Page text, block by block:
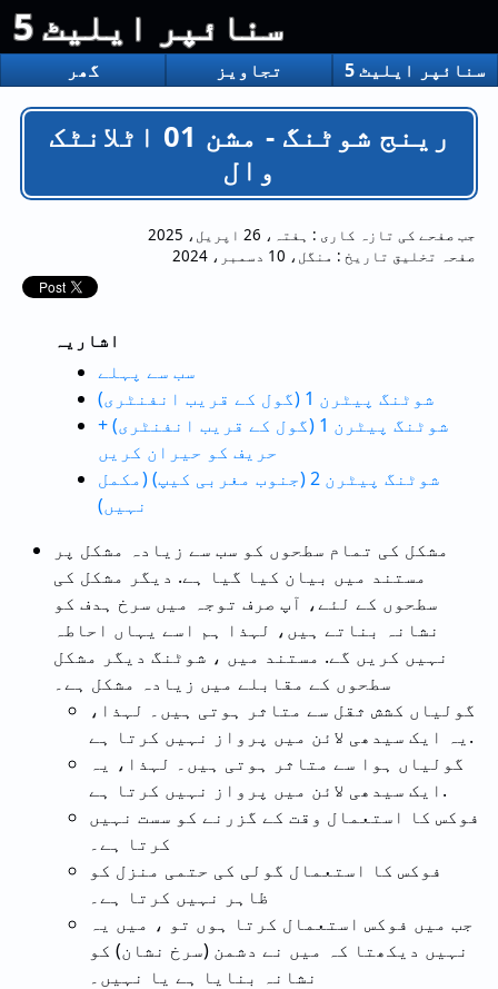
سنائپر ایلیٹ 5
گھر تجاویز سنائپر ایلیٹ 5
رینج شوٹنگ - مشن 01 اٹلانٹک
وال
جب صفحے کی تازہ کاری : ہفتہ، 26 اپریل، 2025
صفحہ تخلیق تاریخ : منگل، 10 دسمبر، 2024
اشاریہ
سب سے پہلے
شوٹنگ پیٹرن 1 (گول کے قریب انفنٹری)
شوٹنگ پیٹرن 1 (گول کے قریب انفنٹری) +
حریف کو حیران کریں
شوٹنگ پیٹرن 2 (جنوب مغربی کیپ) (مکمل
نہیں)
مشکل کی تمام سطحوں کو سب سے زیادہ مشکل پر
مستند میں بیان کیا گیا ہے. دیگر مشکل کی
سطحوں کے لئے، آپ صرف توجہ میں سرخ ہدف کو
نشانہ بناتے ہیں، لہذا ہم اسے یہاں احاطہ
نہیں کریں گے. مستند میں ، شوٹنگ دیگر مشکل
سطحوں کے مقابلے میں زیادہ مشکل ہے۔
گولیاں کشش ثقل سے متاثر ہوتی ہیں۔ لہذا،
یہ ایک سیدھی لائن میں پرواز نہیں کرتا ہے.
گولیاں ہوا سے متاثر ہوتی ہیں۔ لہذا، یہ
ایک سیدھی لائن میں پرواز نہیں کرتا ہے.
فوکس کا استعمال وقت کے گزرنے کو سست نہیں
کرتا ہے۔
فوکس کا استعمال گولی کی حتمی منزل کو
ظاہر نہیں کرتا ہے۔
جب میں فوکس استعمال کرتا ہوں تو ، میں یہ
نہیں دیکھتا کہ میں نے دشمن (سرخ نشان) کو
نشانہ بنایا ہے یا نہیں۔